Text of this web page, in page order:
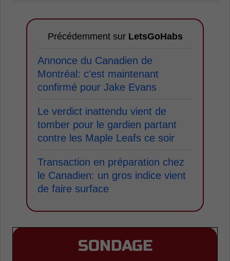
Précédemment sur LetsGoHabs
Annonce du Canadien de
Montréal: c'est maintenant
confirmé pour Jake Evans
Le verdict inattendu vient de
tomber pour le gardien partant
contre les Maple Leafs ce soir
Transaction en préparation chez
le Canadien: un gros indice vient
de faire surface
SONDAGE